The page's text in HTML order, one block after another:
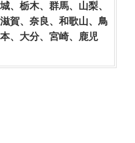
、栃木、群馬、山梨、
賀、奈良、和歌山、鳥
、大分、宮崎、鹿児